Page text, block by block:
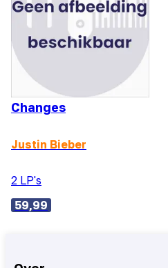
Changes
Justin Bieber
2 LP's
59,99